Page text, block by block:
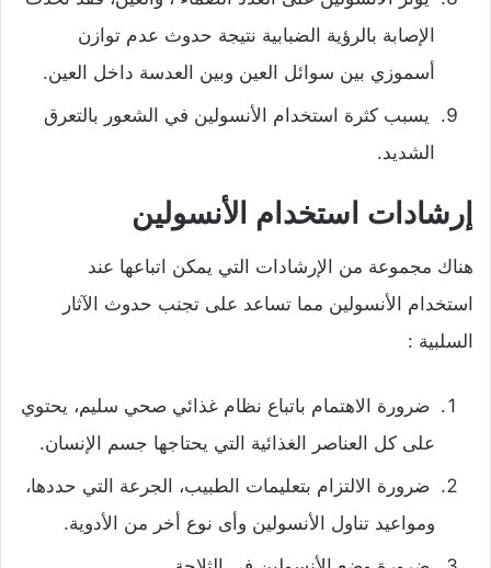
الإصابة بالرؤية الضبابية نتيجة حدوث عدم توازن
أسموزي بين سوائل العين وبين العدسة داخل العين.
يسبب كثرة استخدام الأنسولين في الشعور بالتعرق
الشديد.
إرشادات استخدام الأنسولين
هناك مجموعة من الإرشادات التي يمكن اتباعها عند
استخدام الأنسولين مما تساعد على تجنب حدوث الآثار
السلبية :
ضرورة الاهتمام باتباع نظام غذائي صحي سليم، يحتوي
على كل العناصر الغذائية التي يحتاجها جسم الإنسان.
ضرورة الالتزام بتعليمات الطبيب، الجرعة التي حددها،
ومواعيد تناول الأنسولين وأى نوع أخر من الأدوية.